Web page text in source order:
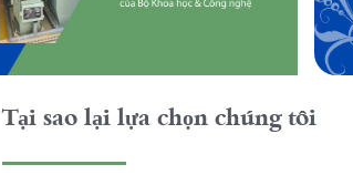
Tại sao lại lựa chọn chúng tôi